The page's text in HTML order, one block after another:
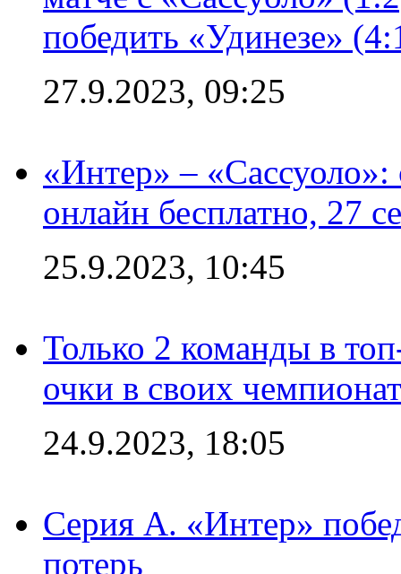
победить «Удинезе»
27.9.2023, 09:25
«Интер» –
онлайн бесплатно, 27
25.9.2023, 10:45
Только 2 команды в
очки в своих
24.9.2023, 18:05
Серия А. «Интер»
потерь